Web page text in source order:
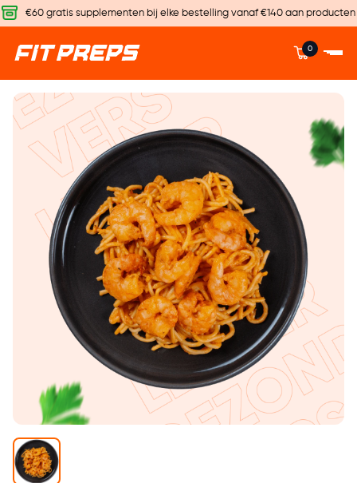
€60 gratis supplementen bij elke bestelling vanaf €140 aan producten
0